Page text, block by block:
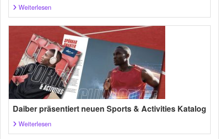
Weiterlesen
Daiber präsentiert neuen Sports & Activities Katalog
Weiterlesen